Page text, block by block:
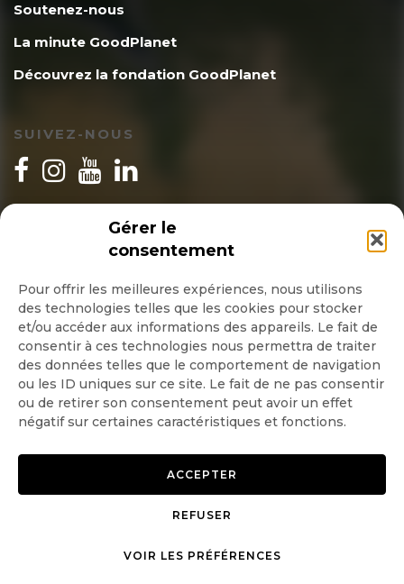
Gérer le
consentement
Pour offrir les meilleures expériences, nous utilisons
des technologies telles que les cookies pour stocker
et/ou accéder aux informations des appareils. Le fait de
consentir à ces technologies nous permettra de traiter
des données telles que le comportement de navigation
ou les ID uniques sur ce site. Le fait de ne pas consentir
ou de retirer son consentement peut avoir un effet
négatif sur certaines caractéristiques et fonctions.
ACCEPTER
REFUSER
VOIR LES PRÉFÉRENCES
Soutenez-nous
La minute GoodPlanet
Découvrez la fondation GoodPlanet
SUIVEZ-NOUS
INSCRIPTION NEWSLETTER
Quotidienne
Hebdo
OK
Politique de confidentialité